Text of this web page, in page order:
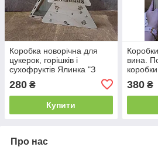
Коробка новорічна для
цукерок, горішків і
сухофруктів Ялинка "З
280 ₴
Купити
вина.
коробки.
380₴
Про нас